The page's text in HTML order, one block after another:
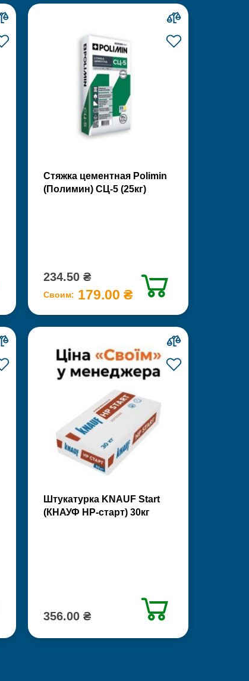
Стяжка цементная Polimin
(Полимин) СЦ-5 (25кг)
234.50 ₴
Своим: 179.00 ₴
Штукатурка KNAUF Start
(КНАУФ НР-старт) 30кг
356.00 ₴